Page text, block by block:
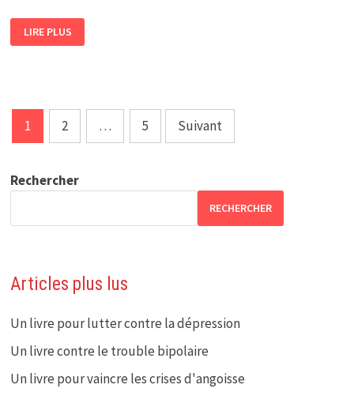
UN
LIVRE
POUR
LIRE PLUS
Pagination
des
1 2 … 5 Suivant
Rechercher
RECHERCHER
Articles plus lus
Un livre pour lutter contre la dépression
Un livre contre le trouble bipolaire
Un livre pour vaincre les crises d'angoisse